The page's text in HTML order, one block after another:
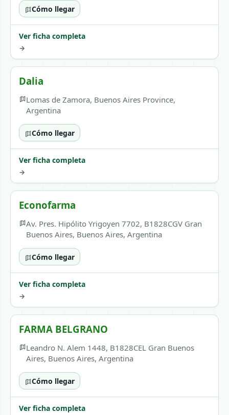
Cómo llegar
Ver ficha completa
→
Dalia
Lomas de Zamora, Buenos Aires Province,
Argentina
Cómo llegar
Ver ficha completa
→
Econofarma
Av. Pres. Hipólito Yrigoyen 7702, B1828CGV Gran
Buenos Aires, Buenos Aires, Argentina
Cómo llegar
Ver ficha completa
→
FARMA BELGRANO
Leandro N. Alem 1448, B1828CEL Gran Buenos
Aires, Buenos Aires, Argentina
Cómo llegar
Ver ficha completa